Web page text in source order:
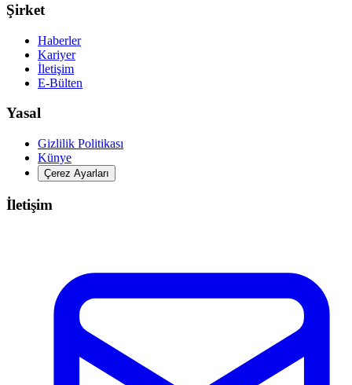
Şirket
Haberler
Kariyer
İletişim
E-Bülten
Yasal
Gizlilik Politikası
Künye
Çerez Ayarları
İletişim